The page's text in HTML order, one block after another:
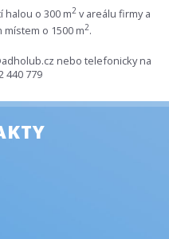
halou o 300 m2v areálu firmy a
o 1500 m2.
nebo telefonicky na
440 779